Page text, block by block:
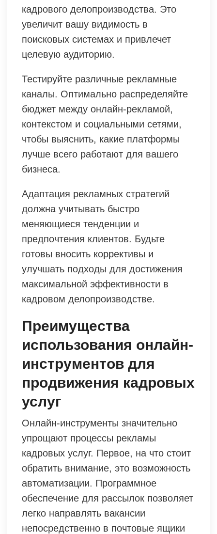
кадрового делопроизводства. Это
увеличит вашу видимость в
поисковых системах и привлечет
целевую аудиторию.
Тестируйте различные рекламные
каналы. Оптимально распределяйте
бюджет между онлайн-рекламой,
контекстом и социальными сетями,
чтобы выяснить, какие платформы
лучше всего работают для вашего
бизнеса.
Адаптация рекламных стратегий
должна учитывать быстро
меняющиеся тенденции и
предпочтения клиентов. Будьте
готовы вносить коррективы и
улучшать подходы для достижения
максимальной эффективности в
кадровом делопроизводстве.
Преимущества
использования онлайн-
инструментов для
продвижения кадровых
услуг
Онлайн-инструменты значительно
упрощают процессы рекламы
кадровых услуг. Первое, на что стоит
обратить внимание, это возможность
автоматизации. Программное
обеспечение для рассылок позволяет
легко направлять вакансии
непосредственно в почтовые ящики